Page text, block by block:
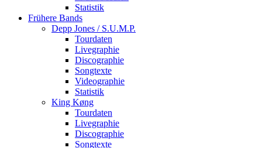
Statistik
Frühere Bands
Depp Jones / S.U.M.P.
Tourdaten
Livegraphie
Discographie
Songtexte
Videographie
Statistik
King Køng
Tourdaten
Livegraphie
Discographie
Songtexte